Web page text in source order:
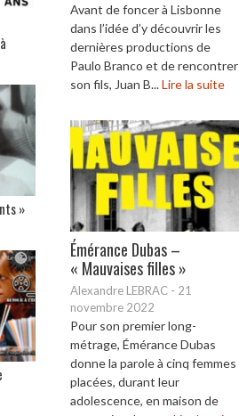
Avant de foncer à Lisbonne
dans l’idée d’y découvrir les
dernières productions de
Paulo Branco et de rencontrer
son fils, Juan B...Lire la suite
Émérance Dubas –
« Mauvaises filles »
Alexandre LEBRAC - 21
novembre 2022
Pour son premier long-
métrage, Émérance Dubas
donne la parole à cinq femmes
placées, durant leur
adolescence, en maison de
»